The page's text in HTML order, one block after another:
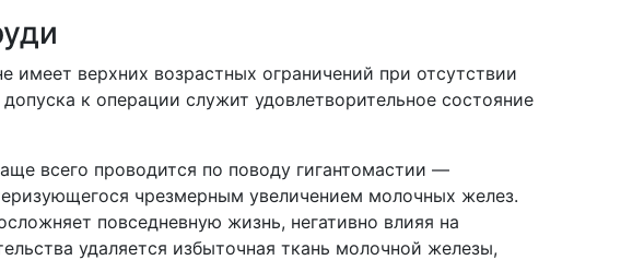
верхних возрастных ограничений при отсутствии
к операции служит удовлетворительное состояние
всего проводится по поводу гигантомастии —
чрезмерным увеличением молочных желез.
повседневную жизнь, негативно влияя на
удаляется избыточная ткань молочной железы,